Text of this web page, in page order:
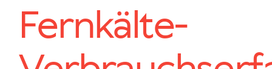
Fernkälte-